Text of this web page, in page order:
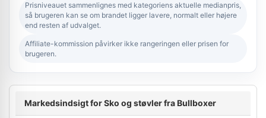
Prisniveauet sammenlignes med kategoriens aktuelle medianpris,
så brugeren kan se om brandet ligger lavere, normalt eller højere
end resten af udvalget.
Affiliate-kommission påvirker ikke rangeringen eller prisen for
brugeren.
Markedsindsigt for Sko og støvler fra Bullboxer